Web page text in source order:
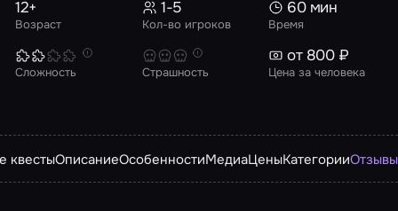
Возраст
12+
Кол-во игроков
1-5
Время
60 мин
Сложность Страшность Цена за человека
от 800 ₽
квестыОписаниеОсобенностиМедиаЦеныКатегорииОтзывы